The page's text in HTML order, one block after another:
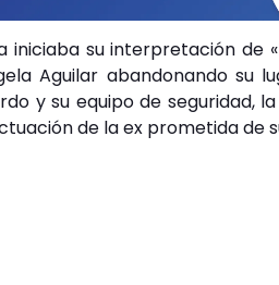
iniciaba su interpretación de
Aguilar abandonando su
y su equipo de seguridad,
de la ex prometida de